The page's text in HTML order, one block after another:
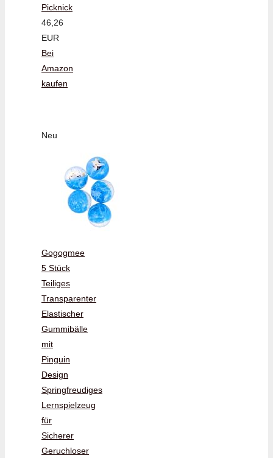
Picknick
46,26
EUR
Bei
Amazon
kaufen
Neu
Gogogmee
5 Stück
Teiliges
Transparenter
Elastischer
Gummibälle
mit
Pinguin
Design
Springfreudiges
Lernspielzeug
für
Sicherer
Geruchloser